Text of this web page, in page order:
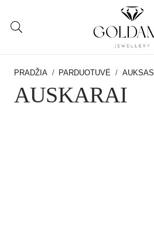
PRADŽIA / PARDUOTUVĖ / AUKSAS
AUSKARAI